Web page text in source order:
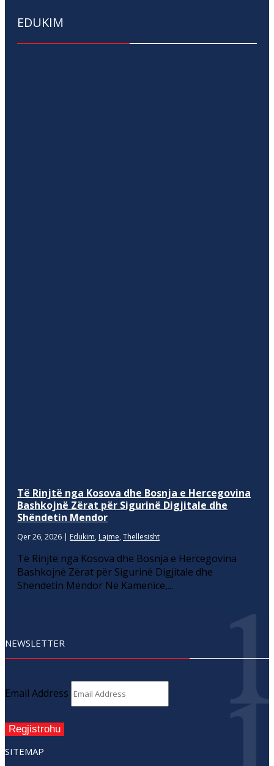
EDUKIM
Të Rinjtë nga Kosova dhe Bosnja e Hercegovina
Bashkojnë Zërat për Sigurinë Digjitale dhe
Shëndetin Mendor
Qer 26, 2026 | Edukim, Lajme, Thellesisht
Të Rinjtë nga Kosova dhe Bosnja e Hercegovina
Bashkojnë Zërat për Sigurinë Digjitale dhe
Shëndetin Mendor Në Kamenicë,...
NEWSLETTER
Email Address
Regjistrohu
SITEMAP